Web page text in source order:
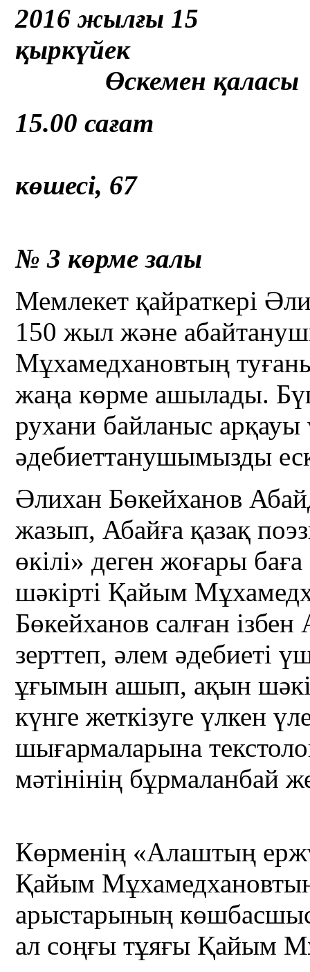
2016жылғы 15
Өскемен қаласы
15.00 сағат
көшесі, 67
№ 3 көрме залы
Мемлекет қайраткері
150 жыл және
Мұхамедхановтың
жаңа көрме ашылады.
рухани байланыс арқауы
әдебиеттанушымызды
Әлихан Бөкейханов
жазып, Абайға қазақ
өкілі» деген жоғары
шәкірті Қайым
Бөкейханов салған
зерттеп, әлем әдебиеті
ұғымын ашып, ақын
күнге жеткізуге үлкен
шығармаларына
мәтінінің бұрмаланбай
Көрменің «Алаштың
Қайым
арыстарының
ал соңғы тұяғы Қайым